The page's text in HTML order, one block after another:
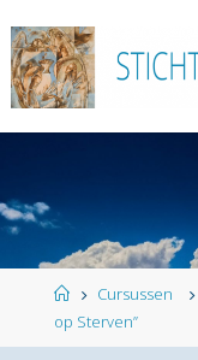
naar
de
inhoud
HomeCursussen
op Sterven”